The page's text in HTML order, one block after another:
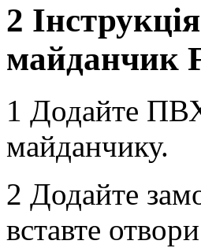
2
майданчик
1 Додайте
майданчику.
2 Додайте
вставте